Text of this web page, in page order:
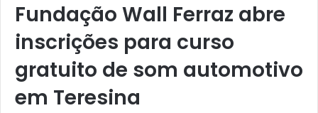
Fundação Wall Ferraz abre
inscrições para curso
gratuito de som automotivo
em Teresina